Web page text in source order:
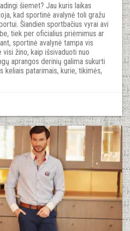
šiemet? Jau kuris laikas
kad sportinė avalynė toli gražu
Šiandien sportbačius vyrai avi
tiek per oficialius priėmimus ar
sportinė avalynė tampa vis
visi žino, kaip išsivaduoti nuo
aprangos derinių galima sukurti
keliais patarimais, kurie, tikimės,